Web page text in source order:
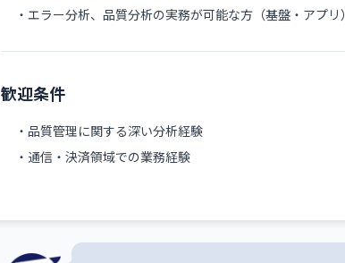
・エラー分析、品質分析の実務が可能な方（基盤・アプリ）
歓迎条件
・品質管理に関する深い分析経験
・通信・決済領域での業務経験